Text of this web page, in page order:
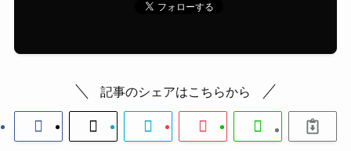
記事のシェアはこちらから